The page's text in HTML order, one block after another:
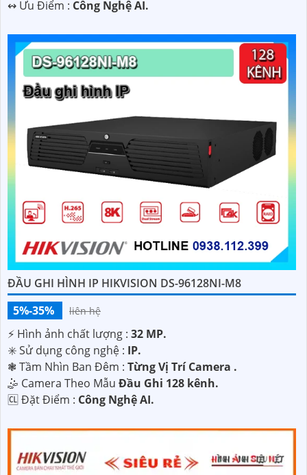
️↭ Ưu Điểm : Công Nghệ AI.
ĐẦU GHI HÌNH IP HIKVISION DS-96128NI-M8
5%-35%
liên hệ
️⚡ Hình ảnh chất lượng : 32 MP.
✳️ Sử dụng công nghệ : IP.
❃ Tầm Nhìn Ban Đêm : Từng Vị Trí Camera .
🤹 Camera Theo Mẫu Đầu Ghi 128 kênh.
️🆑 Đặt Điểm : Công Nghệ AI.